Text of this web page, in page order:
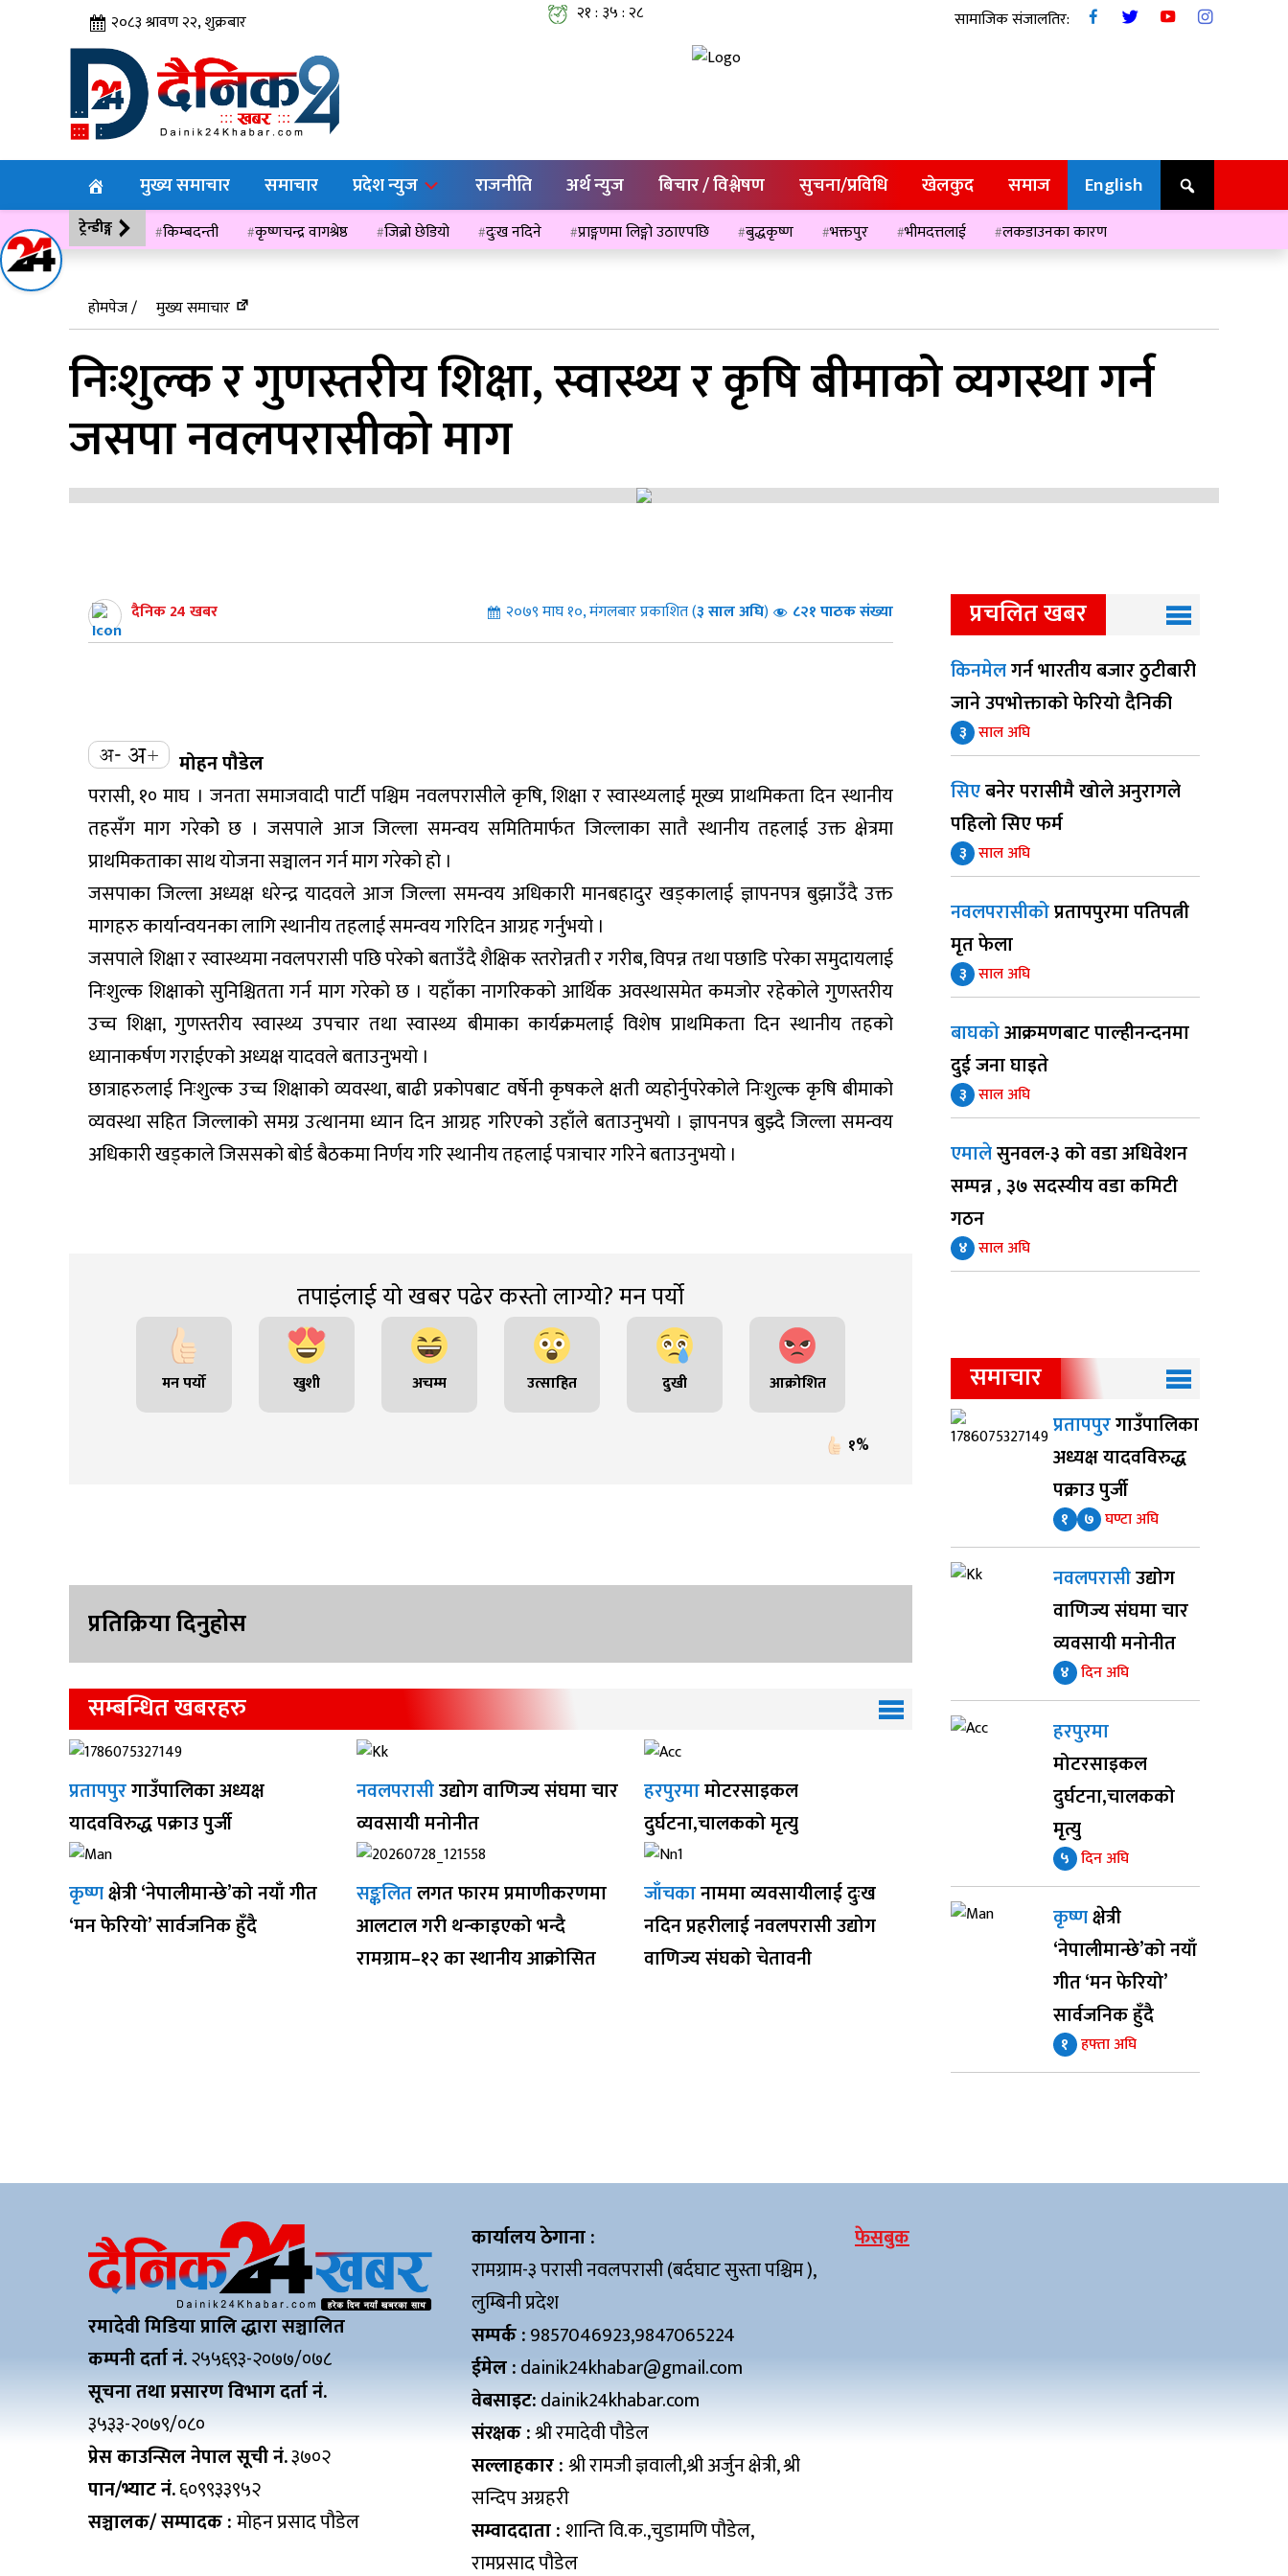
२०८३ श्रावण २२, शुक्रबार २१ : ३५ : २९ सामाजिक संजालतिर:
मुख्य समाचार समाचार प्रदेश न्युज राजनीति अर्थ न्युज बिचार / विश्लेषण सुचना/प्रविधि खेलकुद समाज English
ट्रेन्डीङ्ग किम्बदन्ती कृष्णचन्द्र वागश्रेष्ठ जिब्रो छेडियो दुःख नदिने प्राङ्गणमा लिङ्गो उठाएपछि बुद्धकृष्ण भक्तपुर भीमदत्तलाई
लकडाउनका कारण
होमपेज /
मुख्य समाचार
निःशुल्क र गुणस्तरीय शिक्षा, स्वास्थ्य र कृषि बीमाको व्यगस्था गर्न
जसपा नवलपरासीको माग
दैनिक 24 खबर २०७९ माघ १०, मंगलबार प्रकाशित (३साल अघि) ८२१ पाठक संख्या
मोहन पौडेल
परासी, १० माघ । जनता समाजवादी पार्टी पश्चिम नवलपरासीले कृषि, शिक्षा र स्वास्थ्यलाई मूख्य प्राथमिकता दिन स्थानीय
तहसँग माग गरेकोे छ । जसपाले आज जिल्ला समन्वय समितिमार्फत जिल्लाका सातै स्थानीय तहलाई उक्त क्षेत्रमा
प्राथमिकताका साथ योजना सञ्चालन गर्न माग गरेको हो ।
जसपाका जिल्ला अध्यक्ष धरेन्द्र यादवले आज जिल्ला समन्वय अधिकारी मानबहादुर खड्कालाई ज्ञापनपत्र बुझाउँदै उक्त
मागहरु कार्यान्वयनका लागि स्थानीय तहलाई समन्वय गरिदिन आग्रह गर्नुभयो ।
जसपाले शिक्षा र स्वास्थ्यमा नवलपरासी पछि परेको बताउँदै शैक्षिक स्तरोन्नती र गरीब, विपन्न तथा पछाडि परेका समुदायलाई
निःशुल्क शिक्षाको सुनिश्चितता गर्न माग गरेको छ । यहाँका नागरिकको आर्थिक अवस्थासमेत कमजोर रहेकोले गुणस्तरीय
उच्च शिक्षा, गुणस्तरीय स्वास्थ्य उपचार तथा स्वास्थ्य बीमाका कार्यक्रमलाई विशेष प्राथमिकता दिन स्थानीय तहको
ध्यानाकर्षण गराईएको अध्यक्ष यादवले बताउनुभयो ।
छात्राहरुलाई निःशुल्क उच्च शिक्षाको व्यवस्था, बाढी प्रकोपबाट वर्षेनी कृषकले क्षती व्यहोर्नुपरेकोले निःशुल्क कृषि बीमाको
व्यवस्था सहित जिल्लाको समग्र उत्थानमा ध्यान दिन आग्रह गरिएको उहाँले बताउनुभयो । ज्ञापनपत्र बुझ्दै जिल्ला समन्वय
अधिकारी खड्काले जिससको बोर्ड बैठकमा निर्णय गरि स्थानीय तहलाई पत्राचार गरिने बताउनुभयो ।
तपाइंलाई यो खबर पढेर कस्तो लाग्यो? मन पर्यो
मन पर्यो खुशी अचम्म उत्साहित दुखी आक्रोशित
१%
प्रतिक्रिया दिनुहोस
सम्बन्धित खबरहरु
प्रतापपुरगाउँपालिका अध्यक्ष
यादवविरुद्ध पक्राउ पुर्जी
नवलपरासीउद्योग वाणिज्य संघमा चार
व्यवसायी मनोनीत
हरपुरमामोटरसाइकल
दुर्घटना,चालकको मृत्यु
कृष्णक्षेत्री ‘नेपालीमान्छे’को नयाँ गीत
‘मन फेरियो’ सार्वजनिक हुँदै
सङ्कलितलगत फारम प्रमाणीकरणमा
आलटाल गरी थन्काइएको भन्दै
रामग्राम–१२ का स्थानीय आक्रोसित
जाँचकानाममा व्यवसायीलाई दुःख
नदिन प्रहरीलाई नवलपरासी उद्योग
वाणिज्य संघको चेतावनी
प्रचलित खबर
किनमेलगर्न भारतीय बजार ठुटीबारी
जाने उपभोक्ताको फेरियो दैनिकी
३ साल अघि
सिएबनेर परासीमै खोले अनुरागले
पहिलो सिए फर्म
३ साल अघि
नवलपरासीकोप्रतापपुरमा पतिपत्नी
मृत फेला
३ साल अघि
बाघकोआक्रमणबाट पाल्हीनन्दनमा
दुई जना घाइते
३ साल अघि
एमालेसुनवल-३ को वडा अधिवेशन
सम्पन्न , ३७ सदस्यीय वडा कमिटी
गठन
४ साल अघि
समाचार
प्रतापपुरगाउँपालिका
अध्यक्ष यादवविरुद्ध
पक्राउ पुर्जी
१ ७ घण्टा अघि
नवलपरासीउद्योग
वाणिज्य संघमा चार
व्यवसायी मनोनीत
४ दिन अघि
हरपुरमा
मोटरसाइकल
दुर्घटना,चालकको
मृत्यु
५ दिन अघि
कृष्णक्षेत्री
‘नेपालीमान्छे’को नयाँ
गीत ‘मन फेरियो’
सार्वजनिक हुँदै
१ हफ्ता अघि
रमादेवी मिडिया प्रालि द्धारा सञ्चालित
कम्पनी दर्ता नं.२५५६९३-२०७७/०७८
सूचना तथा प्रसारण विभाग दर्ता नं.
३५३३-२०७९/०८०
प्रेस काउन्सिल नेपाल सूची नं.३७०२
पान/भ्याट नं.६०९९३३९५२
सञ्चालक/ सम्पादक :मोहन प्रसाद पौडेल
कार्यालय ठेगाना :
रामग्राम-३ परासी नवलपरासी (बर्दघाट सुस्ता पश्चिम ),
लुम्बिनी प्रदेश
सम्पर्क :9857046923,9847065224
ईमेल :dainik24khabar@gmail.com
वेबसाइट:dainik24khabar.com
संरक्षक :श्री रमादेवी पौडेल
सल्लाहकार :श्री रामजी ज्ञवाली,श्री अर्जुन क्षेत्री, श्री
सन्दिप अग्रहरी
सम्वाददाता :शान्ति वि.क.,चुडामणि पौडेल,
रामप्रसाद पौडेल
फेसबुक